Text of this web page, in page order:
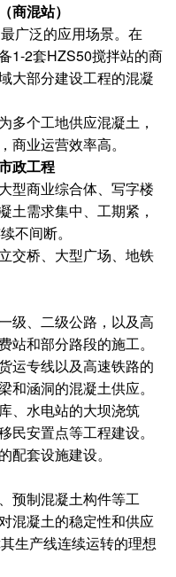
商混站）​
广泛的应用场景。在
1-2套HZS50搅拌站的商
大部分建设工程的混凝
多个工地供应混凝土，
商业运营效率高。
政工程
型商业综合体、写字楼
土需求集中、工期紧，
不间断。
交桥、大型广场、地铁
级、二级公路，以及高
站和部分路段的施工。
运专线以及高速铁路的
和涵洞的混凝土供应。
、水电站的大坝浇筑
民安置点等工程建设。
配套设施建设。
预制混凝土构件等工
混凝土的稳定性和供应
生产线连续运转的理想